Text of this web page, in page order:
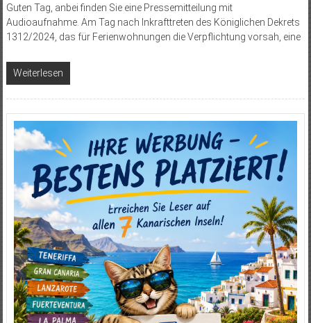
Guten Tag, anbei finden Sie eine Pressemitteilung mit
Audioaufnahme. Am Tag nach Inkrafttreten des Königlichen Dekrets
1312/2024, das für Ferienwohnungen die Verpflichtung vorsah, eine
Weiterlesen